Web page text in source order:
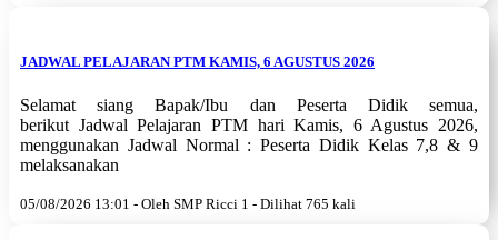
JADWAL PELAJARAN PTM KAMIS, 6 AGUSTUS 2026
Selamat siang Bapak/Ibu dan Peserta Didik semua,
berikut Jadwal Pelajaran PTM hari Kamis, 6 Agustus 2026,
menggunakan Jadwal Normal : Peserta Didik Kelas 7,8 & 9
melaksanakan
05/08/2026 13:01 - Oleh SMP Ricci 1 - Dilihat 765 kali